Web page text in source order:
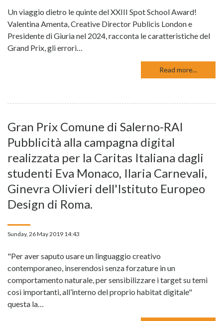
Un viaggio dietro le quinte del XXIII Spot School Award!
Valentina Amenta, Creative Director Publicis London e
Presidente di Giuria nel 2024, racconta le caratteristiche del
Grand Prix, gli errori…
Read more...
Gran Prix Comune di Salerno-RAI
Pubblicità alla campagna digital
realizzata per la Caritas Italiana dagli
studenti Eva Monaco, Ilaria Carnevali,
Ginevra Olivieri dell'Istituto Europeo
Design di Roma.
Sunday, 26 May 2019 14:43
"Per aver saputo usare un linguaggio creativo
contemporaneo, inserendosi senza forzature in un
comportamento naturale, per sensibilizzare i target su temi
così importanti, all’interno del proprio habitat digitale"
questa la…